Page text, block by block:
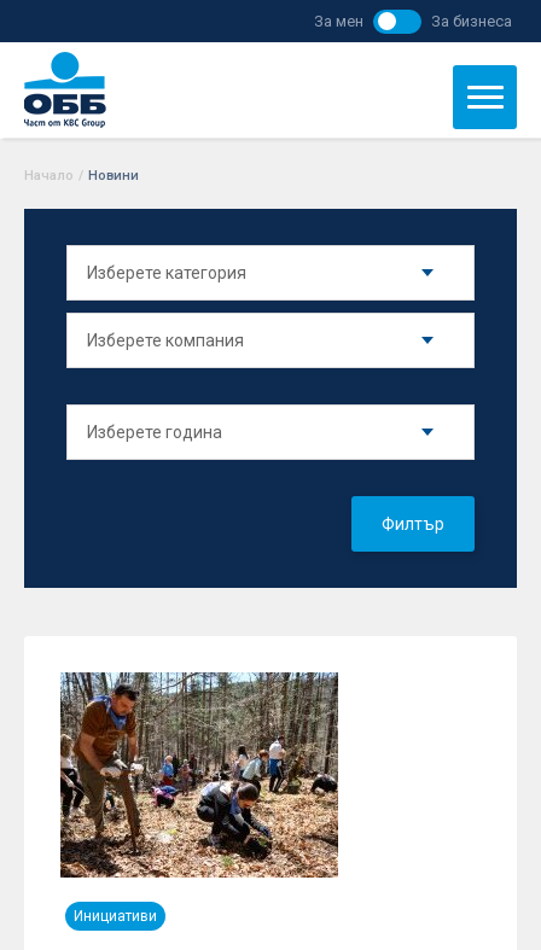
За мен За бизнеса
Начало / Новини
Филтър
Инициативи